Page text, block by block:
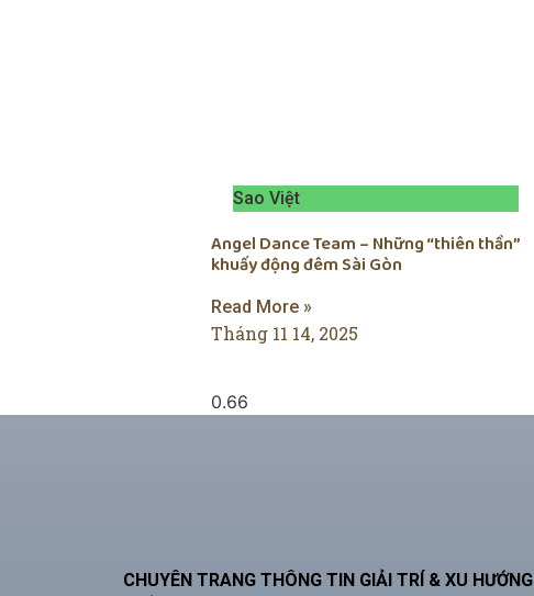
Sao Việt
Angel Dance Team – Những “thiên thần”
khuấy động đêm Sài Gòn
Read More »
Tháng 11 14, 2025
CHUYÊN TRANG THÔNG TIN GIẢI TRÍ & XU HƯỚNG